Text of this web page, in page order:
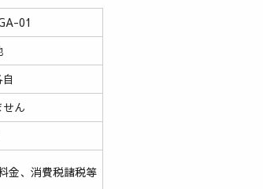
01
ん
金、消費税諸税等